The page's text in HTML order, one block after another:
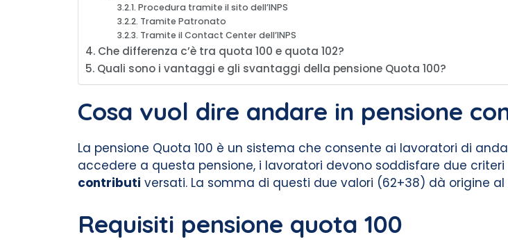
Procedura tramite il sito dell’INPS
Tramite Patronato
Tramite il Contact Center dell’INPS
Che differenza c’è tra quota 100 e quota 102?
Quali sono i vantaggi e gli svantaggi della pensione Quota 100?
Cosa vuol dire andare in pensione
La pensione Quota 100 è un sistema che consente ai lavoratori di
accedere a questa pensione, i lavoratori devono soddisfare due
contributi versati. La somma di questi due valori (62+38) dà origine al
Requisiti pensione quota 100